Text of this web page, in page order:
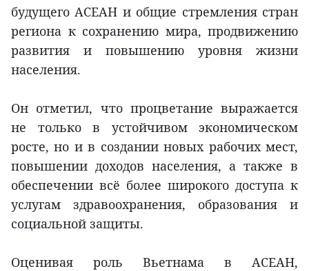
будущего АСЕАН и общие стремления стран
региона к сохранению мира, продвижению
развития и повышению уровня жизни
населения.
Он отметил, что процветание выражается
не только в устойчивом экономическом
росте, но и в создании новых рабочих мест,
повышении доходов населения, а также в
обеспечении всё более широкого доступа к
услугам здравоохранения, образования и
социальной защиты.
Оценивая роль Вьетнама в АСЕАН,